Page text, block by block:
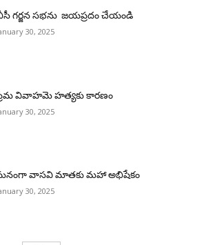
గర్జన సభను జయప్రదం చేయండి
30, 2025
వివాహమె హత్యకు కారణం
30, 2025
వాసవి మాతకు మహా అభిషేకం
30, 2025